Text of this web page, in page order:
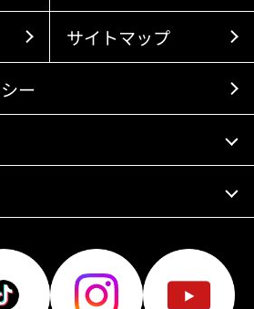
サイトマップ
ー